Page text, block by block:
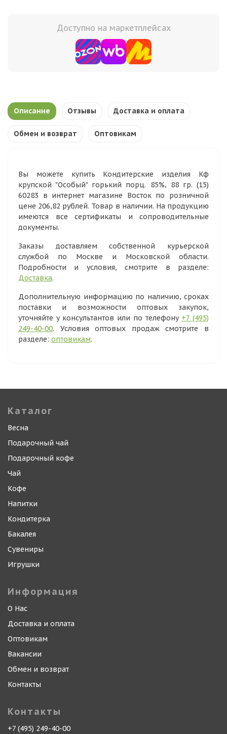
Доступно на маркетплейсах
Описание Отзывы Доставка и оплата
Обмен и возврат Оптовикам
Вы можете купить Кондитерские изделия Кф
крупской "Особый" горький порц. 85%, 88 гр. (15)
60283 в интернет магазине Восток по розничной
цене 206,82 рублей. Товар в наличии. На продукцию
имеются все сертификаты и сопроводительные
документы.
Заказы доставляем собственной курьерской
службой по Москве и Московской области.
Подробности и условия, смотрите в разделе:
Доставка.
Дополнительную информацию по наличию, сроках
поставки и возможности оптовых закупок,
уточняйте у консультантов или по телефону +7 (495)
249-40-00. Условия оптовых продаж смотрите в
разделе: оптовикам.
Каталог
Весна
Подарочный чай
Подарочный кофе
Чай
Кофе
Напитки
Кондитерка
Бакалея
Сувениры
Игрушки
Информация
О Нас
Доставка и оплата
Оптовикам
Вакансии
Обмен и возврат
Контакты
Контакты
+7 (495) 249-40-00